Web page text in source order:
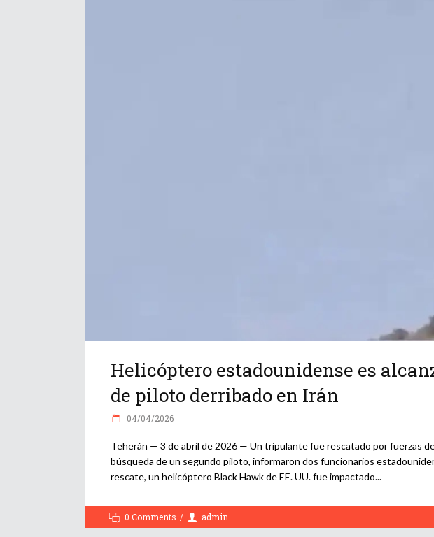
Helicóptero estadounidense es
de piloto derribado en Irán
04/04/2026
Teherán — 3 de abril de 2026 — Un tripulante fue rescatado por fuerzas
búsqueda de un segundo piloto, informaron dos funcionarios
rescate, un helicóptero Black Hawk de EE. UU. fue impactado
0 Comments admin